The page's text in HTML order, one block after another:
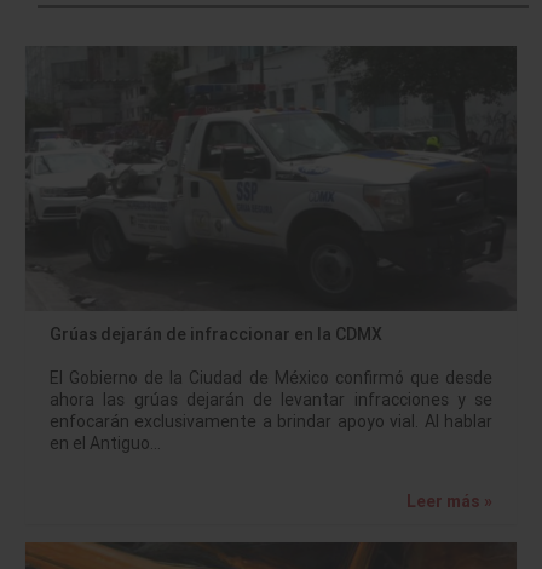
Grúas dejarán de infraccionar en la CDMX
El Gobierno de la Ciudad de México confirmó que desde
ahora las grúas dejarán de levantar infracciones y se
enfocarán exclusivamente a brindar apoyo vial. Al hablar
en el Antiguo…
Leer más »